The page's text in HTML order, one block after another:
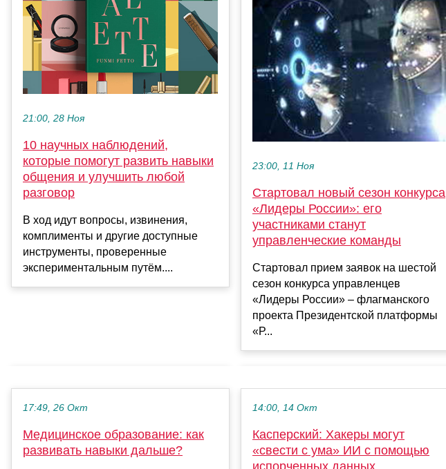
21:00, 28 Ноя
10 научных наблюдений,
которые помогут развить навыки
общения и улучшить любой
разговор
В ход идут вопросы, извинения,
комплименты и другие доступные
инструменты, проверенные
экспериментальным путём....
23:00, 11 Ноя
Стартовал новый сезон конкурса
«Лидеры России»: его
участниками станут
управленческие команды
Стартовал прием заявок на шестой
сезон конкурса управленцев
«Лидеры России» – флагманского
проекта Президентской платформы
«Р...
17:49, 26 Окт
Медицинское образование: как
развивать навыки дальше?
14:00, 14 Окт
Касперский: Хакеры могут
«свести с ума» ИИ с помощью